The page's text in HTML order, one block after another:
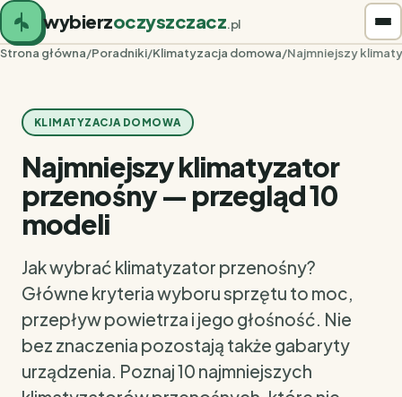
wybierzoczyszczacz.pl
Strona główna/Poradniki/Klimatyzacja domowa/Najmniejszy
KLIMATYZACJA DOMOWA
Najmniejszy klimatyzator
przenośny — przegląd 10
modeli
Jak wybrać klimatyzator przenośny?
Główne kryteria wyboru sprzętu to moc,
przepływ powietrza i jego głośność. Nie
bez znaczenia pozostają także gabaryty
urządzenia. Poznaj 10 najmniejszych